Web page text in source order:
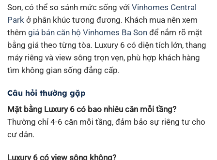
Son, có thể so sánh mức sống với Vinhomes Central
Park ở phân khúc tương đương. Khách mua nên xem
thêm giá bán căn hộ Vinhomes Ba Son để nắm rõ mặt
bằng giá theo từng tòa. Luxury 6 có diện tích lớn, thang
máy riêng và view sông trọn vẹn, phù hợp khách hàng
tìm không gian sống đẳng cấp.
Câu hỏi thường gặp
Mặt bằng Luxury 6 có bao nhiêu căn mỗi tầng?
Thường chỉ 4-6 căn mỗi tầng, đảm bảo sự riêng tư cho
cư dân.
Luxury 6 có view sông không?